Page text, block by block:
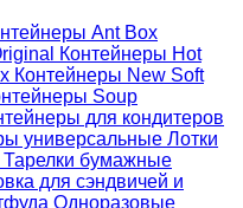
Ant Box
Контейнеры Hot
Контейнеры New Soft
Soup
для кондитеров
универсальные Лотки
Тарелки бумажные
для сэндвичей и
Одноразовые